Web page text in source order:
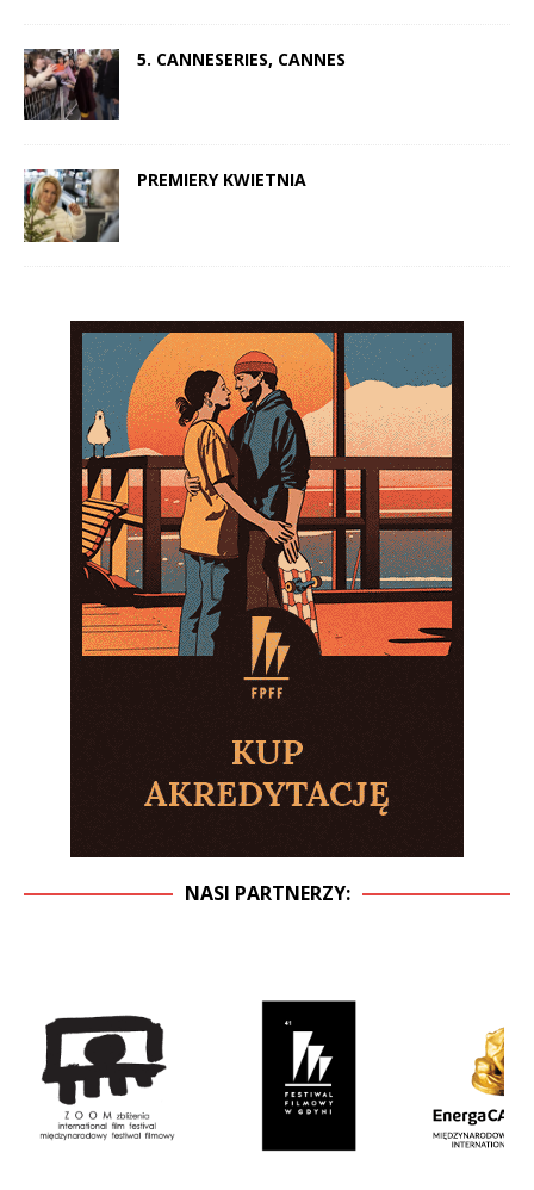
5. CANNESERIES, CANNES
PREMIERY KWIETNIA
NASI PARTNERZY: